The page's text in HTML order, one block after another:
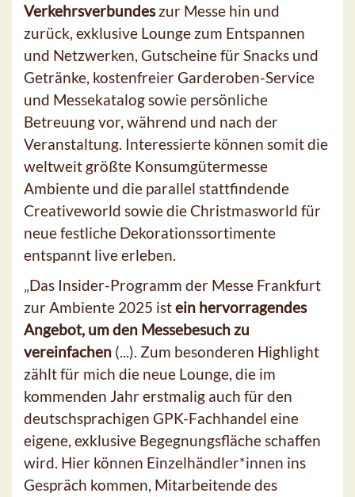
Verkehrsverbundeszur Messe hin und
zurück, exklusive Lounge zum Entspannen
und Netzwerken, Gutscheine für Snacks und
Getränke, kostenfreier Garderoben-Service
und Messekatalog sowie persönliche
Betreuung vor, während und nach der
Veranstaltung. Interessierte können somit die
weltweit größte Konsumgütermesse
Ambiente und die parallel stattfindende
Creativeworld sowie die Christmasworld für
neue festliche Dekorationssortimente
entspannt live erleben.
„Das Insider-Programm der Messe Frankfurt
zur Ambiente 2025 istein hervorragendes
Angebot, um den Messebesuch zu
vereinfachen (...). Zum besonderen Highlight
zählt für mich die neue Lounge, die im
kommenden Jahr erstmalig auch für den
deutschsprachigen GPK-Fachhandel eine
eigene, exklusive Begegnungsfläche schaffen
wird. Hier können Einzelhändler*innen ins
Gespräch kommen, Mitarbeitende des